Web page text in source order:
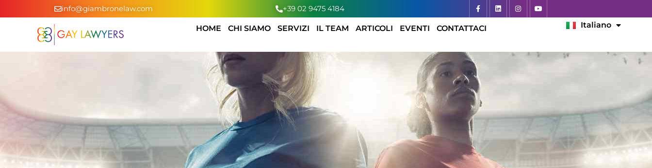
info@giambronelaw.com +39 02 9475 4184
HOME CHI SIAMO SERVIZI IL TEAM ARTICOLI EVENTI CONTATTACI Italiano
Français